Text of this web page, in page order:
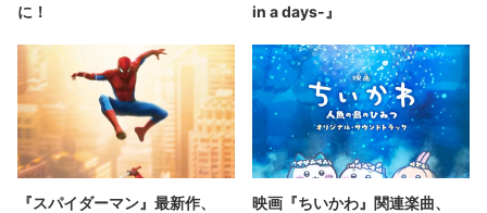
に！
in a days-』
『スパイダーマン』最新作、
映画『ちいかわ』関連楽曲、